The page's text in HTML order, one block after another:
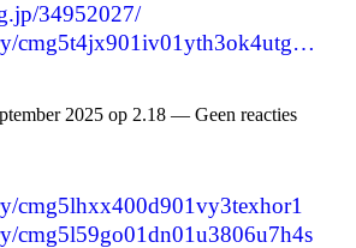
34952027/
cmg5t4jx901iv01yth3ok4utg…
2025 op 2.18 — Geen reacties
cmg5lhxx400d901vy3texhor1
cmg5l59go01dn01u3806u7h4s